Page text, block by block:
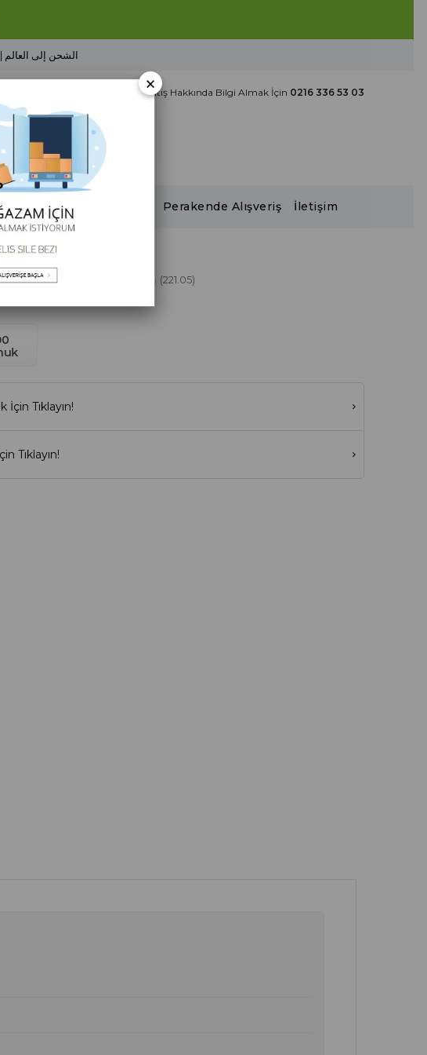
Dünyanın her yerine kargo! | Shipping to the whole world | الشحن إلى العالم
Toptan Satış Hakkında Bilgi Almak İçin 0216 336 53 03
Giyim 2026 Katalog Perakende Alışveriş İletişim
Çocuk Elbise Siyah (221.05)
Tıklayın!
Tıklayın!
×